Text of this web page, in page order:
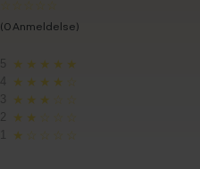
(0 Anmeldelse)
5 ★★★★★
★★★★☆
3 ★★★☆☆
2 ★★☆☆☆
★☆☆☆☆